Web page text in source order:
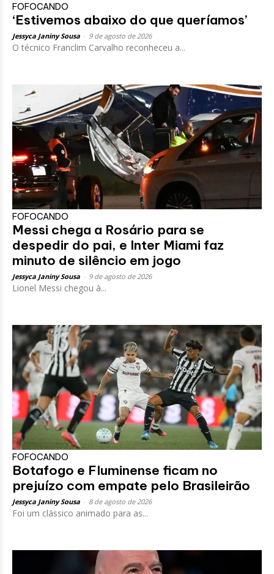
FOFOCANDO
‘Estivemos abaixo do que queríamos’
Jessyca Janiny Sousa 9 de agosto de 2026
O técnico Franclim Carvalho reconheceu a...
FOFOCANDO
Messi chega a Rosário para se
despedir do pai, e Inter Miami faz
minuto de silêncio em jogo
Jessyca Janiny Sousa 9 de agosto de 2026
Lionel Messi chegou à...
FOFOCANDO
Botafogo e Fluminense ficam no
prejuízo com empate pelo Brasileirão
Jessyca Janiny Sousa 8 de agosto de 2026
Foi um clássico animado para as...